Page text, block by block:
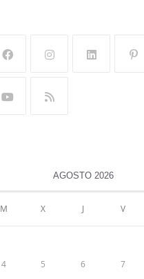
AGOSTO 2026
M X J V
4 5 6 7